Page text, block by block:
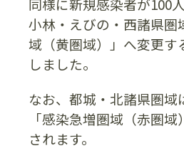
同様に新規感染者が100
小林・えびの・西諸県圏
域（黄圏域）」へ変更す
しました。
なお、都城・北諸県圏域
「感染急増圏域（赤圏
されます。